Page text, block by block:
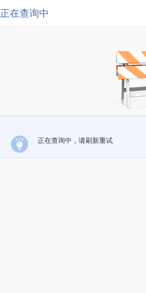
正在查询中
正在查询中，请刷新重试